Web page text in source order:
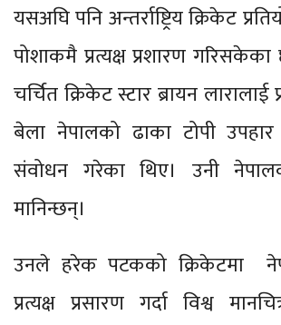
यसअघि पनि अन्तर्राष्ट्रिय क्रिकेट
पोशाकमै प्रत्यक्ष प्रशारण
चर्चित क्रिकेट स्टार ब्रायन लारालाई
बेला नेपालको ढाका टोपी
संवोधन गरेका थिए। उनी
मानिन्छन्।
उनले हरेक पटकको क्रिकेटमा
प्रत्यक्ष प्रसारण गर्दा विश्व